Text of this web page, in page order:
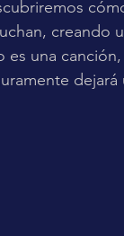
creando
es una